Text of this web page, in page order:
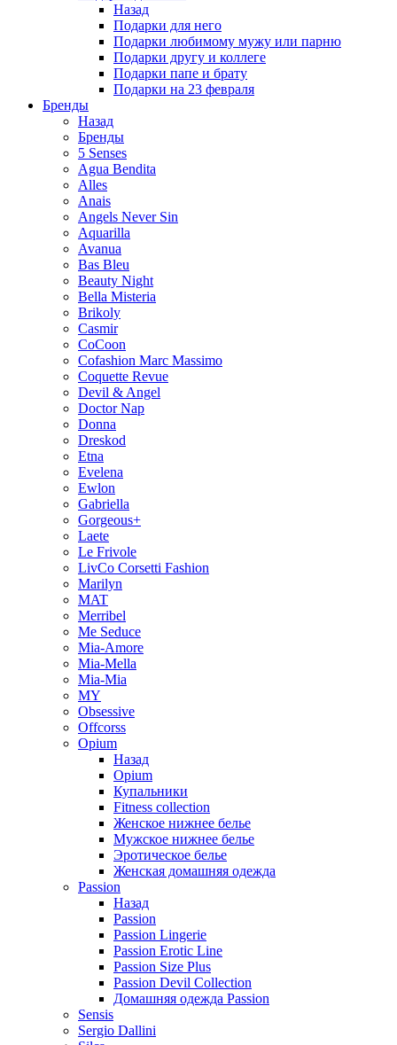
Назад
Подарки для него
Подарки любимому мужу или парню
Подарки другу и коллеге
Подарки папе и брату
Подарки на 23 февраля
Бренды
Назад
Бренды
5 Senses
Agua Bendita
Alles
Anais
Angels Never Sin
Aquarilla
Avanua
Bas Bleu
Beauty Night
Bella Misteria
Brikoly
Casmir
CoCoon
Cofashion Marc Massimo
Coquette Revue
Devil & Angel
Doctor Nap
Donna
Dreskod
Etna
Evelena
Ewlon
Gabriella
Gorgeous+
Laete
Le Frivole
LivCo Corsetti Fashion
Marilyn
MAT
Merribel
Me Seduce
Mia-Amore
Mia-Mella
Mia-Mia
MY
Obsessive
Offcorss
Opium
Назад
Opium
Купальники
Fitness collection
Женское нижнее белье
Мужское нижнее белье
Эротическое белье
Женская домашняя одежда
Passion
Назад
Passion
Passion Lingerie
Passion Erotic Line
Passion Size Plus
Passion Devil Collection
Домашняя одежда Passion
Sensis
Sergio Dallini